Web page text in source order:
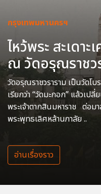
กรุงเทพมหานครฯ
ไหว้พระ สะเดาะ
ณ วัดอรุณราชว
วัดอรุณราชวราราม เป็นวัดโ
เรียกว่า “วัดมะกอก” แล้วเป
พระเจ้าตากสินมหาราช ต่อม
พระพุทธเลิศหล้านภาลัย ..
อ่านเรื่องราว